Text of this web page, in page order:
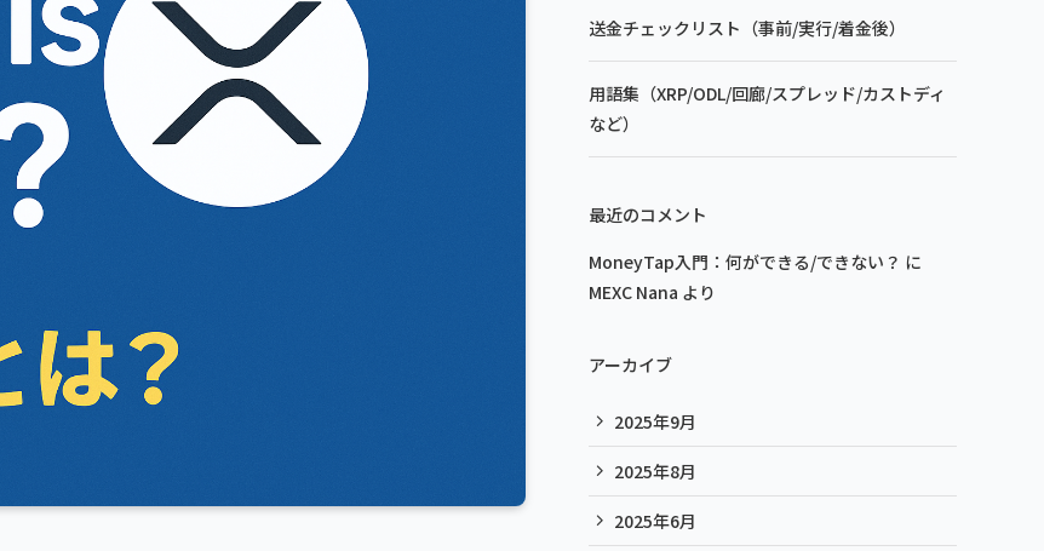
送金チェックリスト（事前/実行/着金後）
用語集（XRP/ODL/回廊/スプレッド/カストディ
など）
最近のコメント
MoneyTap入門：何ができる/できない？ に
MEXC Nana より
アーカイブ
2025年9月
2025年8月
2025年6月